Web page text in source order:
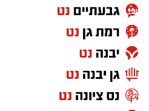
אביב שלא היה לו מקום
בעסקה משולבת. אשדוד
מיליון אירו על 50% מכרטיס השחקן שלו.
ב2018 -
לאשדוד